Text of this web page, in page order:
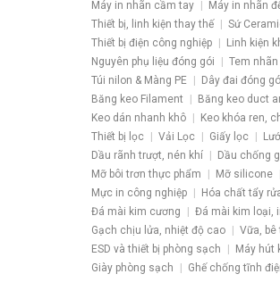
Máy in nhãn cầm tay
Máy in nhãn
Thiết bị, linh kiện thay thế
Sứ
Thiết bị điện công nghiệp
Linh kiện
Nguyên phụ liệu đóng gói
Tem
Túi nilon & Màng PE
Dây đai đóng
Băng keo Filament
Băng keo duct
Keo dán nhanh khô
Keo khóa ren,
Thiết bị lọc
Vải Lọc Giấy lọc
Dầu rãnh trượt, nén khí
Dầu chống
Mỡ bôi trơn thực phẩm
Mỡ silicone
Mực in công nghiệp
Hóa chất tẩy
Đá mài kim cương
Đá mài kim loại,
Gạch chịu lửa, nhiệt độ cao
Vữa, bê
ESD và thiết bị phòng sạch
Máy hút
Giày phòng sạch
Ghế chống tĩnh